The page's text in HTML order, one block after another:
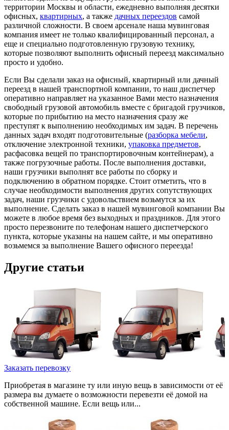
территории Москвы и области, ежедневно выполняя десятки
офисных, квартирных, а также дачных переездов самой
различной сложности. В своем арсенале наша мувинговая
компания имеет не только квалифицированный персонал, а
еще и специально подготовленную грузовую технику,
которые позволяют выполнить офисный переезд максимально
просто и удобно.
Если Вы сделали заказ на офисный, квартирный или дачный
переезд в нашей транспортной компании, то наш диспетчер
оперативно направляет на указанное Вами место назначения
свободный грузовой автомобиль вместе с бригадой грузчиков,
которые по прибытию на место назначения сразу же
преступят к выполнению необходимых им задач. В перечень
данных задач входят подготовительные (разборка мебели,
отключение электронной техники, упаковка предметов,
расфасовка вещей по транспортировочным контейнерам), а
также погрузочные работы. После выполнения доставки,
наши грузчики выполнят все работы по сборку и
подключению в обратном порядке. Стоит отметить, что в
случае необходимости выполнения других сопутствующих
задач, наши грузчики с удовольствием возьмутся за их
выполнение. Сделать заказ в нашей мувинговой компании Вы
можете в любое время без выходных и праздников. Для этого
просто перезвоните по телефонам нашего диспетчерского
пункта, которые указаны на нашем сайте, и мы оперативно
возьмемся за выполнение Вашего офисного переезда!
Другие статьи
Заказать перевозку
Приобретая в магазине ту или иную вещь в зависимости от её
размера вы думаете о возможности перевезти её домой на
собственной машине. Если вещь или...